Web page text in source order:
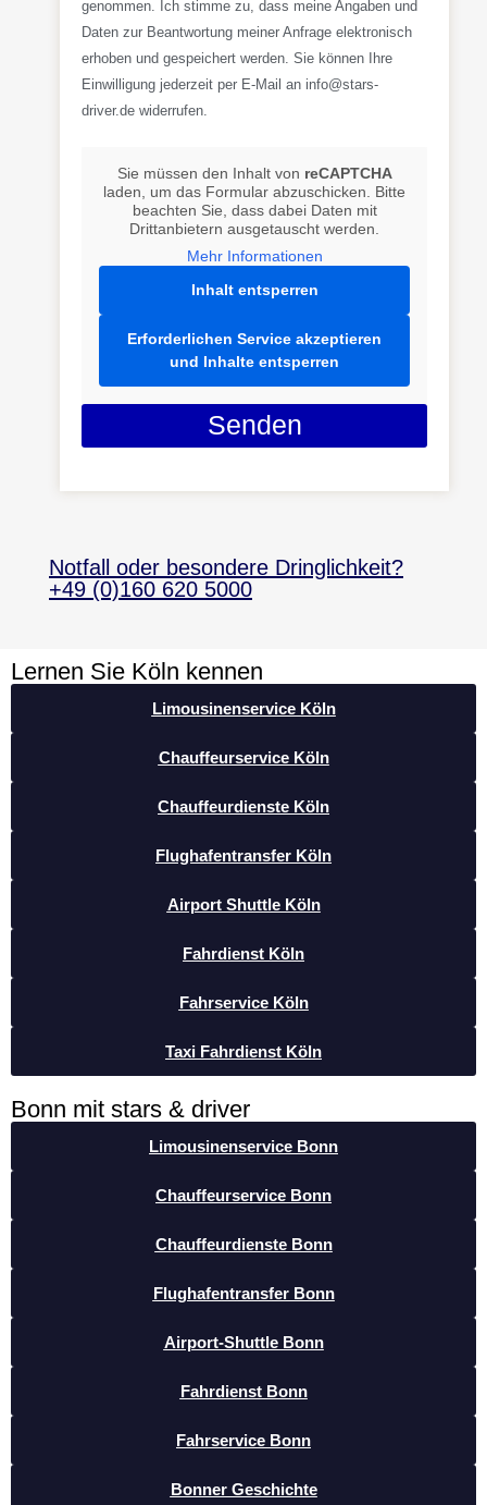
genommen. Ich stimme zu, dass meine Angaben und
Daten zur Beantwortung meiner Anfrage elektronisch
erhoben und gespeichert werden. Sie können Ihre
Einwilligung jederzeit per E-Mail an info@stars-
driver.de widerrufen.
Sie müssen den Inhalt von reCAPTCHA
laden, um das Formular abzuschicken. Bitte
beachten Sie, dass dabei Daten mit
Drittanbietern ausgetauscht werden.
Mehr Informationen
Inhalt entsperren
Erforderlichen Service akzeptieren
und Inhalte entsperren
Senden
Notfall oder besondere Dringlichkeit?
+49 (0)160 620 5000
Lernen Sie Köln kennen
Limousinenservice Köln
Chauffeurservice Köln
Chauffeurdienste Köln
Flughafentransfer Köln
Airport Shuttle Köln
Fahrdienst Köln
Fahrservice Köln
Taxi Fahrdienst Köln
Bonn mit stars & driver
Limousinenservice Bonn
Chauffeurservice Bonn
Chauffeurdienste Bonn
Flughafentransfer Bonn
Airport-Shuttle Bonn
Fahrdienst Bonn
Fahrservice Bonn
Bonner Geschichte